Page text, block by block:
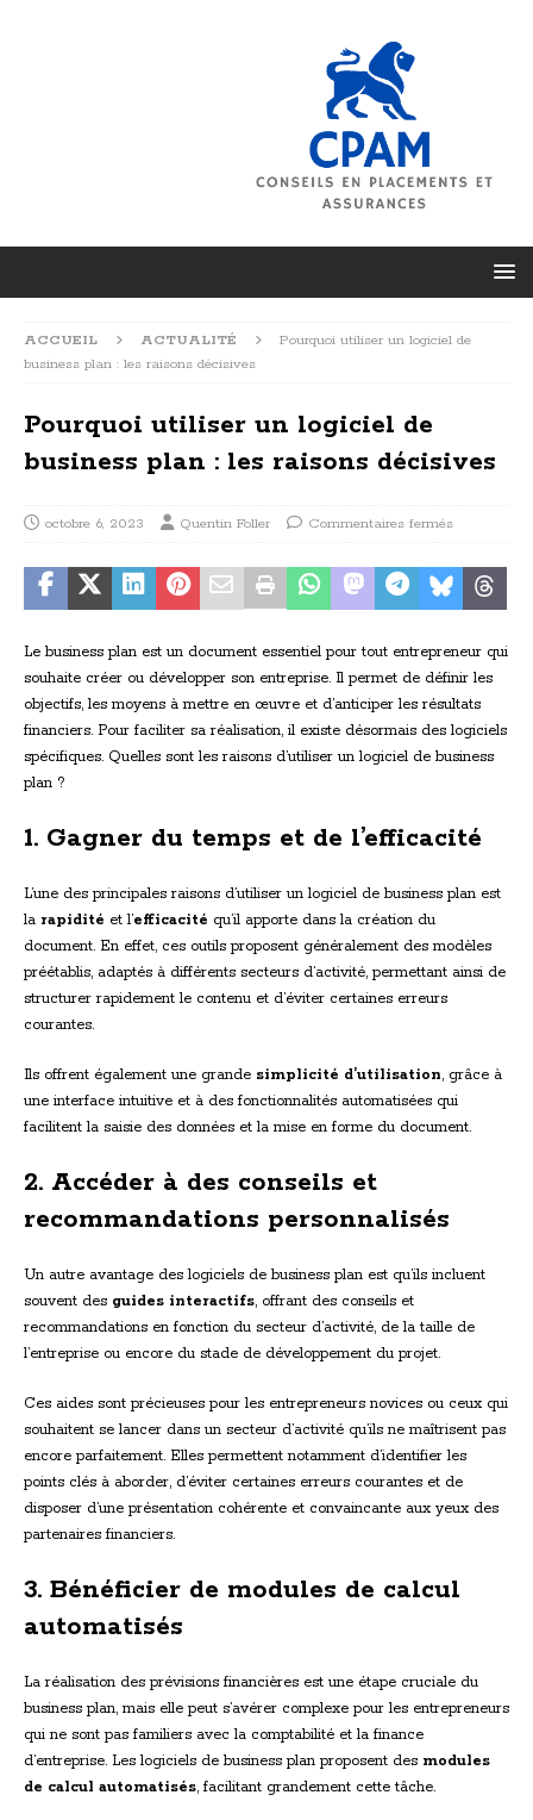
ACCUEIL ACTUALITÉ
Pourquoi utiliser un logiciel de
business plan : les raisons décisives
Pourquoi utiliser un logiciel de
business plan : les raisons décisives
octobre 6, 2023 Quentin Foller Commentaires fermés
Le business plan est un document essentiel pour tout entrepreneur qui
souhaite créer ou développer son entreprise. Il permet de définir les
objectifs, les moyens à mettre en œuvre et d’anticiper les résultats
financiers. Pour faciliter sa réalisation, il existe désormais des logiciels
spécifiques. Quelles sont les raisons d’utiliser un logiciel de business
plan ?
1. Gagner du temps et de l’efficacité
L’une des principales raisons d’utiliser un logiciel de business plan est
la rapidité et l’efficacité qu’il apporte dans la création du
document. En effet, ces outils proposent généralement des modèles
préétablis, adaptés à différents secteurs d’activité, permettant ainsi de
structurer rapidement le contenu et d’éviter certaines erreurs
courantes.
Ils offrent également une grande simplicité d’utilisation, grâce à
une interface intuitive et à des fonctionnalités automatisées qui
facilitent la saisie des données et la mise en forme du document.
2. Accéder à des conseils et
recommandations personnalisés
Un autre avantage des logiciels de business plan est qu’ils incluent
souvent des guides interactifs, offrant des conseils et
recommandations en fonction du secteur d’activité, de la taille de
l’entreprise ou encore du stade de développement du projet.
Ces aides sont précieuses pour les entrepreneurs novices ou ceux qui
souhaitent se lancer dans un secteur d’activité qu’ils ne maîtrisent pas
encore parfaitement. Elles permettent notamment d’identifier les
points clés à aborder, d’éviter certaines erreurs courantes et de
disposer d’une présentation cohérente et convaincante aux yeux des
partenaires financiers.
3. Bénéficier de modules de calcul
automatisés
La réalisation des prévisions financières est une étape cruciale du
business plan, mais elle peut s’avérer complexe pour les entrepreneurs
qui ne sont pas familiers avec la comptabilité et la finance
d’entreprise. Les logiciels de business plan proposent des modules
de calcul automatisés, facilitant grandement cette tâche.